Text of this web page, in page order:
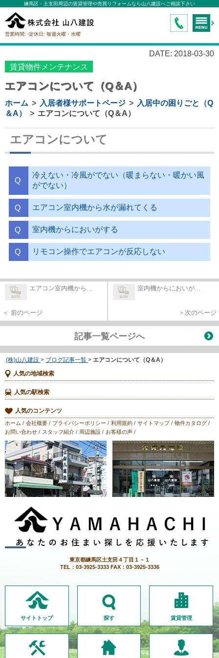
練馬区・土支田周辺の賃貸管理や売買リフォームなら山八建設へご相談下さい
営業時間: -定休日: 毎週火曜・水曜
DATE: 2018-03-30
賃貸物件メンテナンス
エアコンについて（Q＆A）
ホーム 入居者様サポートページ
入居中の困りごと（Q
＆A）
エアコンについて（Q＆A）
エアコンについて
冷えない・冷風がでない（暖まらない・暖かい風
がでない）
エアコン室内機から水が漏れてくる
室内機からにおいがする
リモコン操作でエアコンが反応しない
エアコン室内機から...
＜ 前のページ
室内機からにおいが...
＞次のページ
記事一覧ページへ
(株)山八建設 > ブログ記事一覧 > エアコンについて（Q＆A）
人気の地域検索
人気の駅検索
人気のコンテンツ
ホーム / 会社概要 / プライバシーポリシー / 利用規約 / サイトマップ/ 物件カタログ /
お問い合わせ / スタッフ紹介 / 周辺施設 / お客様の声 /
東京都練馬区土支田４丁目１－１
TEL：03-3925-3333 FAX：03-3925-3336
サイトトップ 探す 賃貸管理